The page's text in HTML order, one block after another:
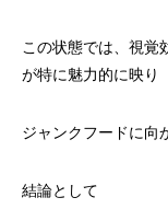
この状態では、視覚
が特に魅力的に映り
ジャンクフードに向
結論として